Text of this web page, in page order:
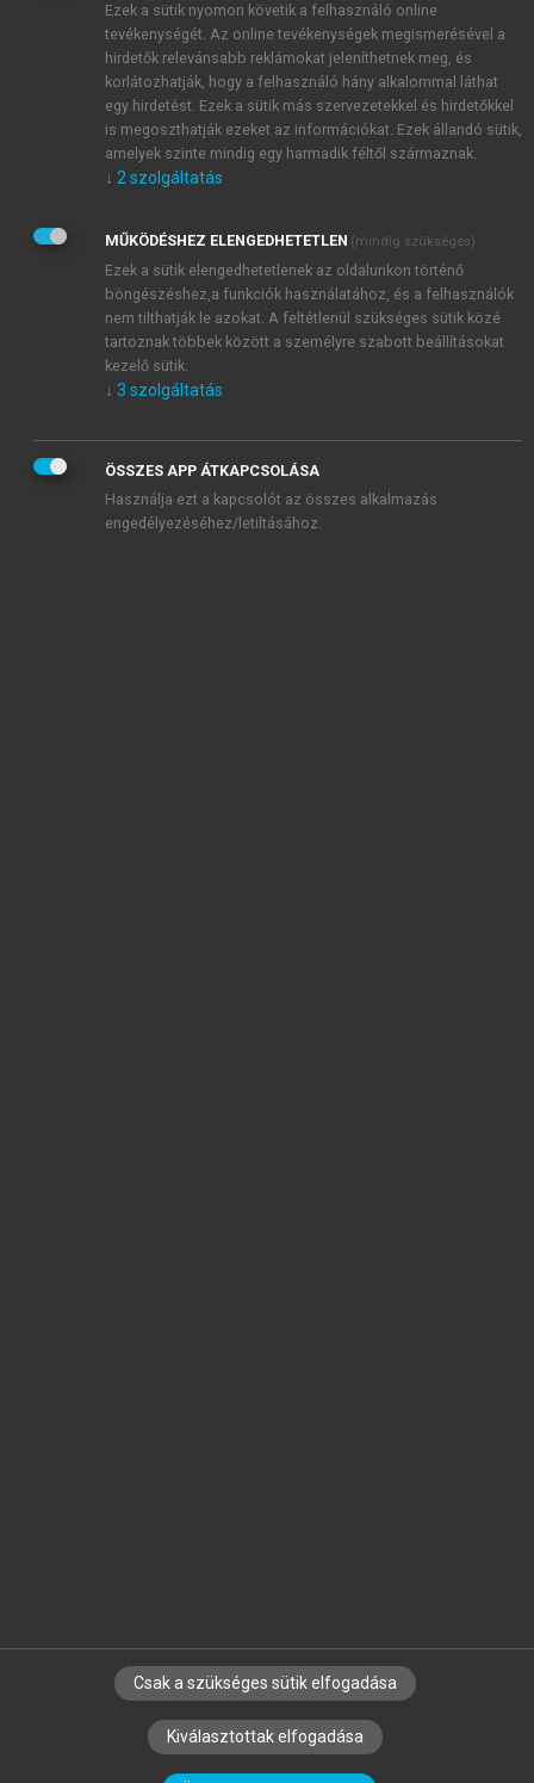
JELSZÓ ÚJRA
Kérek értesítést a MeRSZ újdonságairól, akcióiról.
Kérek értesítést az Akadémiai Kiadó Zrt. újdonságairól,
Adatkezelési tájékoztatóbanfoglaltakat tudomásul
veszem és elfogadom.
Általános vásárlási feltételeket, valamint a szotar.netés a
mersz.huoldalak licencszerződéseiben foglaltakat
tudomásul veszem és elfogadom.
KIPRÓBÁLOM
SZERZŐKNEK CÉGEKNEK KÖNYVTÁROSOKNAK
SZERKESZTÉSI ÉS LEKTORÁLÁSI ALAPELVEK
Ezek a sütik nyomon követik a felhasználó online
tevékenységét. Az online tevékenységek megismerésével a
hirdetők relevánsabb reklámokat jeleníthetnek meg, és
korlátozhatják, hogy a felhasználó hány alkalommal láthat
egy hirdetést. Ezek a sütik más szervezetekkel és hirdetőkkel
is megoszthatják ezeket az információkat. Ezek állandó sütik,
amelyek szinte mindig egy harmadik féltől származnak.
↓ 2 szolgáltatás
MŰKÖDÉSHEZ ELENGEDHETETLEN (mindig szükséges)
Ezek a sütik elengedhetetlenek az oldalunkon történő
böngészéshez,a funkciók használatához, és a felhasználók
nem tilthatják le azokat. A feltétlenül szükséges sütik közé
tartoznak többek között a személyre szabott beállításokat
kezelő sütik.
↓ 3 szolgáltatás
ÖSSZES APP ÁTKAPCSOLÁSA
Használja ezt a kapcsolót az összes alkalmazás
engedélyezéséhez/letiltásához.
Csak a szükséges sütik elfogadása
Kiválasztottak elfogadása